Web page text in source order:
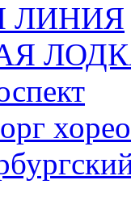
ЛИНИЯ